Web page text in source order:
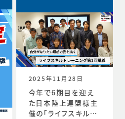
ビジネスにおいても
瞬時に判断が求めら
れるような状況が
度々起こりますが、 C
S バランスを意識し
てその時できる最高
のことにチャレンジす
る習慣が身につくと、
困難などんな状況下
ンタビュー＜自分
がなりたい理想の
姿を描く＞
2025年11月28日
今年で6期目を迎え
た日本陸上連盟様主
催の「ライフスキルト